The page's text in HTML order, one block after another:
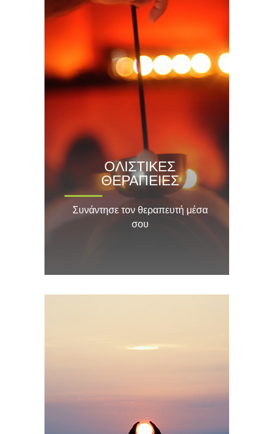
ΟΛΙΣΤΙΚΕΣ
ΘΕΡΑΠΕΙΕΣ
Συνάντησε τον θεραπευτή μέσα
σου